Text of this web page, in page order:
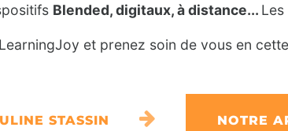
Blended, digitaux, à distance...
et prenez soin de vous en
STASSIN NOTRE